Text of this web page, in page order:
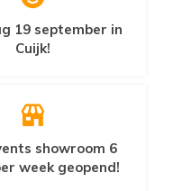
19 september in
Cuijk!
showroom 6
week geopend!